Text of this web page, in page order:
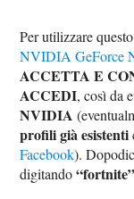
Per utilizzare
NVIDIA GeForce
ACCETTA E
ACCEDI, così da
NVIDIA
profili già esistenti
Facebook).
digitando“fortnite”